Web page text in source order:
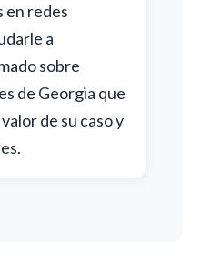
en redes
a
sobre
de Georgia que
de su caso y